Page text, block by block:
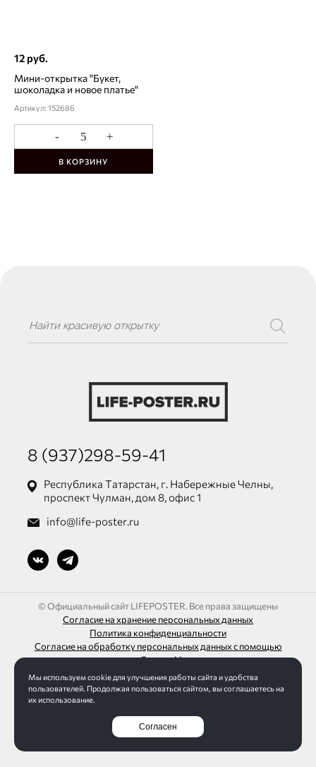
12 руб.
Мини-открытка "Букет,
шоколадка и новое платье"
Артикул: 152686
- +
В КОРЗИНУ
8 (937)298-59-41
Республика Татарстан, г. Набережные Челны,
проспект Чулман, дом 8, офис 1
info@life-poster.ru
© Официальный сайт LIFEPOSTER. Все права защищены
Согласие на хранение персональных данных
Политика конфиденциальности
Согласие на обработку персональных данных с помощью
сервиса «Яндекс.Метрика»
ИП Шагалиев Ленар Азатович
ИНН 165032613271 / ОГРН 313165016100095
Разработка сайта Интернет-студия LELI
Мы используем cookie для улучшения работы сайта и удобства
пользователей. Продолжая пользоваться сайтом, вы соглашаетесь на
их использование.
Согласен